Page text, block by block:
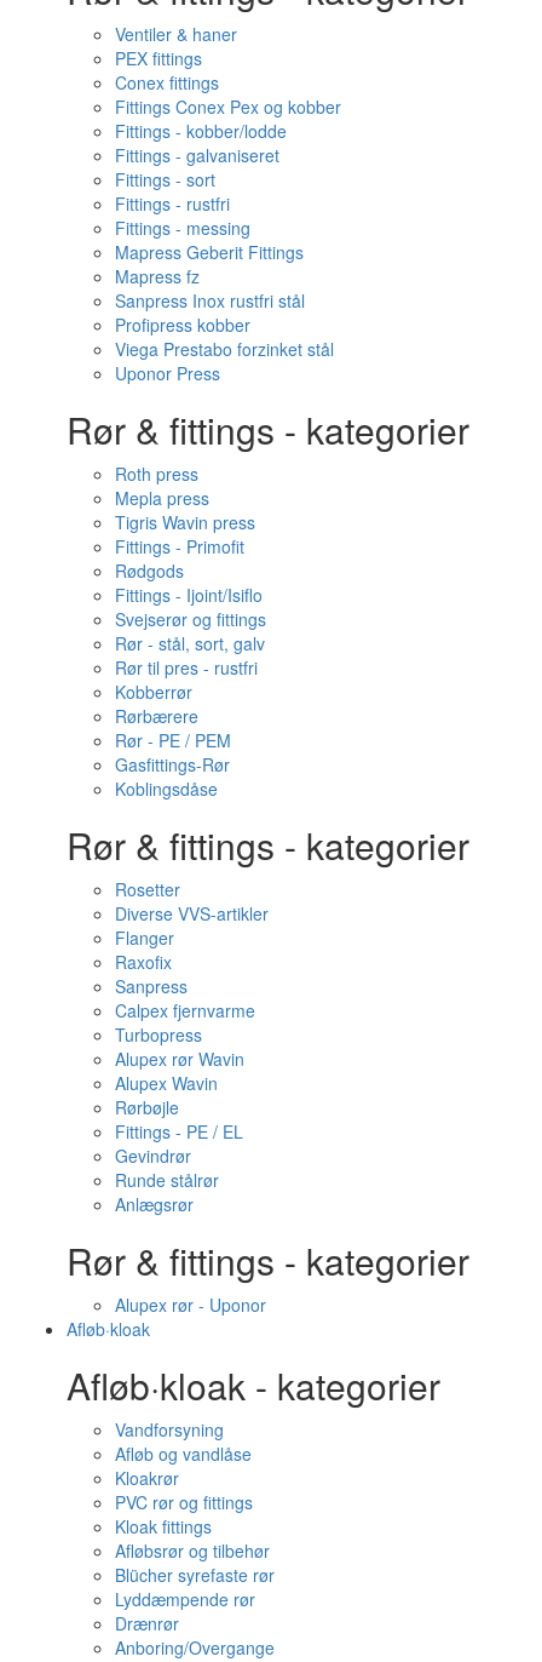
Ventiler & haner
PEX fittings
Conex fittings
Fittings Conex Pex og kobber
Fittings - kobber/lodde
Fittings - galvaniseret
Fittings - sort
Fittings - rustfri
Fittings - messing
Mapress Geberit Fittings
Mapress fz
Sanpress Inox rustfri stål
Profipress kobber
Viega Prestabo forzinket stål
Uponor Press
Rør & fittings - kategorier
Roth press
Mepla press
Tigris Wavin press
Fittings - Primofit
Rødgods
Fittings - Ijoint/Isiflo
Svejserør og fittings
Rør - stål, sort, galv
Rør til pres - rustfri
Kobberrør
Rørbærere
Rør - PE / PEM
Gasfittings-Rør
Koblingsdåse
Rør & fittings - kategorier
Rosetter
Diverse VVS-artikler
Flanger
Raxofix
Sanpress
Calpex fjernvarme
Turbopress
Alupex rør Wavin
Alupex Wavin
Rørbøjle
Fittings - PE / EL
Gevindrør
Runde stålrør
Anlægsrør
Rør & fittings - kategorier
Alupex rør - Uponor
Afløb·kloak
Afløb·kloak - kategorier
Vandforsyning
Afløb og vandlåse
Kloakrør
PVC rør og fittings
Kloak fittings
Afløbsrør og tilbehør
Blücher syrefaste rør
Lyddæmpende rør
Drænrør
Anboring/Overgange